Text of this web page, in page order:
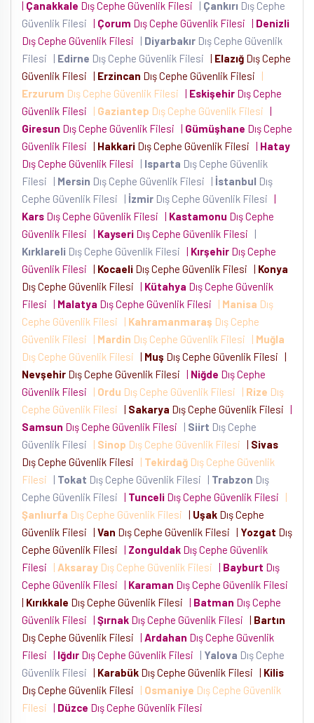
Çanakkale Dış Cephe Güvenlik Filesi Çankırı Dış Cephe
Güvenlik Filesi
Çorum Dış Cephe Güvenlik Filesi
Denizli
Dış Cephe Güvenlik Filesi
Diyarbakır Dış Cephe Güvenlik
Filesi
Edirne Dış Cephe Güvenlik Filesi Elazığ Dış Cephe
Güvenlik Filesi
Erzincan Dış Cephe Güvenlik Filesi
Erzurum Dış Cephe Güvenlik Filesi Eskişehir Dış Cephe
Güvenlik Filesi
Gaziantep Dış Cephe Güvenlik Filesi
Giresun Dış Cephe Güvenlik Filesi Gümüşhane Dış Cephe
Güvenlik Filesi
Hakkari Dış Cephe Güvenlik Filesi
Hatay
Dış Cephe Güvenlik Filesi
Isparta Dış Cephe Güvenlik
Filesi
Mersin Dış Cephe Güvenlik Filesi İstanbul Dış
Cephe Güvenlik Filesi
İzmir Dış Cephe Güvenlik Filesi
Kars Dış Cephe Güvenlik Filesi Kastamonu Dış Cephe
Güvenlik Filesi
Kayseri Dış Cephe Güvenlik Filesi
Kırklareli Dış Cephe Güvenlik Filesi Kırşehir Dış Cephe
Güvenlik Filesi
Kocaeli Dış Cephe Güvenlik Filesi
Konya
Dış Cephe Güvenlik Filesi
Kütahya Dış Cephe Güvenlik
Filesi
Malatya Dış Cephe Güvenlik Filesi Manisa Dış
Cephe Güvenlik Filesi
Kahramanmaraş Dış Cephe
Güvenlik Filesi
Mardin Dış Cephe Güvenlik Filesi
Muğla
Dış Cephe Güvenlik Filesi
Muş Dış Cephe Güvenlik Filesi
Nevşehir Dış Cephe Güvenlik Filesi Niğde Dış Cephe
Güvenlik Filesi
Ordu Dış Cephe Güvenlik Filesi Rize Dış
Cephe Güvenlik Filesi
Sakarya Dış Cephe Güvenlik Filesi
Samsun Dış Cephe Güvenlik Filesi Siirt Dış Cephe
Güvenlik Filesi
Sinop Dış Cephe Güvenlik Filesi
Sivas
Dış Cephe Güvenlik Filesi
Tekirdağ Dış Cephe Güvenlik
Filesi
Tokat Dış Cephe Güvenlik Filesi Trabzon Dış
Cephe Güvenlik Filesi
Tunceli Dış Cephe Güvenlik Filesi
Şanlıurfa Dış Cephe Güvenlik Filesi Uşak Dış Cephe
Güvenlik Filesi
Van Dış Cephe Güvenlik Filesi Yozgat Dış
Cephe Güvenlik Filesi
Zonguldak Dış Cephe Güvenlik
Filesi
Aksaray Dış Cephe Güvenlik Filesi Bayburt Dış
Cephe Güvenlik Filesi
Karaman Dış Cephe Güvenlik Filesi
Kırıkkale Dış Cephe Güvenlik Filesi Batman Dış Cephe
Güvenlik Filesi
Şırnak Dış Cephe Güvenlik Filesi
Bartın
Dış Cephe Güvenlik Filesi
Ardahan Dış Cephe Güvenlik
Filesi
Iğdır Dış Cephe Güvenlik Filesi Yalova Dış Cephe
Güvenlik Filesi
Karabük Dış Cephe Güvenlik Filesi
Kilis
Dış Cephe Güvenlik Filesi
Osmaniye Dış Cephe Güvenlik
Filesi
Düzce Dış Cephe Güvenlik Filesi